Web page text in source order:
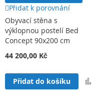
Přidat k porovnání
Obyvací stěna s
výklopnou postelí Bed
Concept 90x200 cm
44 200,00 Kč
Přidat do košíku